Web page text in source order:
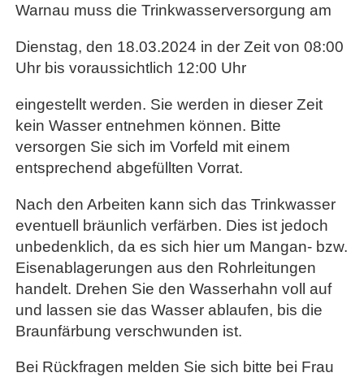
Warnau muss die Trinkwasserversorgung am
Dienstag, den 18.03.2024 in der Zeit von 08:00
Uhr bis voraussichtlich 12:00 Uhr
eingestellt werden. Sie werden in dieser Zeit
kein Wasser entnehmen können. Bitte
versorgen Sie sich im Vorfeld mit einem
entsprechend abgefüllten Vorrat.
Nach den Arbeiten kann sich das Trinkwasser
eventuell bräunlich verfärben. Dies ist jedoch
unbedenklich, da es sich hier um Mangan- bzw.
Eisenablagerungen aus den Rohrleitungen
handelt. Drehen Sie den Wasserhahn voll auf
und lassen sie das Wasser ablaufen, bis die
Braunfärbung verschwunden ist.
Bei Rückfragen melden Sie sich bitte bei Frau